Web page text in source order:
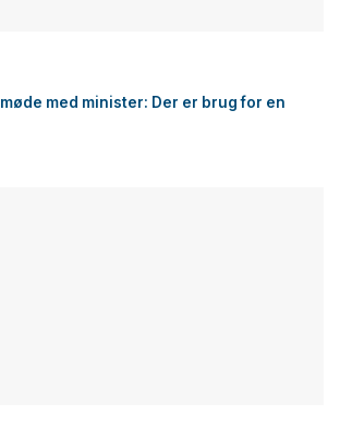
med minister: Der er brug for en